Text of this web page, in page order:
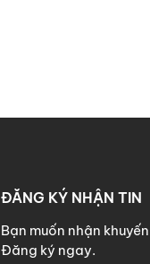
ĐĂNG KÝ NHẬN TIN
Bạn muốn nhận
Đăng ký ngay.